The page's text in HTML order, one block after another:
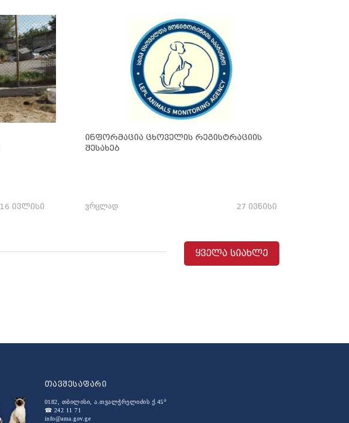
16 ივლისი
ინფორმაცია ცხოველის რეგისტრაციის
შესახებ
27 ივნისი
ვრცლად
ყველა სიახლე
თავშესაფარი
0182, თბილისი, ა.თვალჭრელიძის ქ.45ა
☎ 242 11 71
info@ama.gov.ge